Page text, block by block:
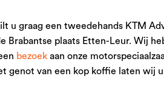
u graag een tweedehands KTM
Brabantse plaats Etten-Leur. Wij
bezoek aan onze
genot van een kop koffie laten wij